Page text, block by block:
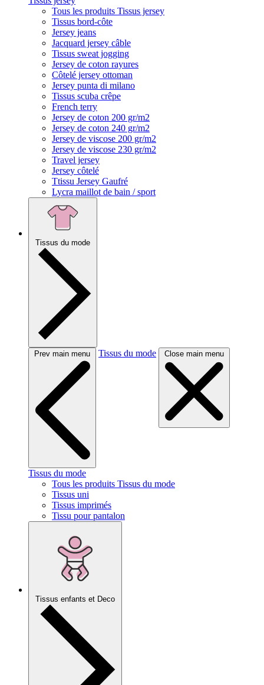
Tous les produits Tissus jersey
Tissus bord-côte
Jersey jeans
Jacquard jersey câble
Tissus sweat jogging
Jersey de coton rayures
Côtelé jersey ottoman
Jersey punta di milano
Tissus scuba crêpe
French terry
Jersey de coton 200 gr/m2
Jersey de coton 240 gr/m2
Jersey de viscose 200 gr/m2
Jersey de viscose 230 gr/m2
Travel jersey
Jersey côtelé
Ttissu Jersey Gaufré
Lycra maillot de bain / sport
Tissus du mode
Prev main menu Tissus du mode Close main menu
Tissus du mode
Tous les produits Tissus du mode
Tissus uni
Tissus imprimés
Tissu pour pantalon
Tissus enfants et Deco